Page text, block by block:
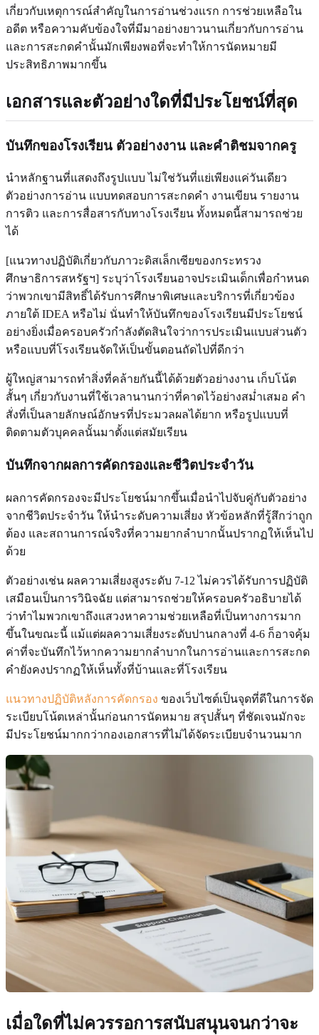
เกี่ยวกับเหตุการณ์สำคัญในการอ่านช่วงแรก การช่วยเหลือใน
อดีต หรือความคับข้องใจที่มีมาอย่างยาวนานเกี่ยวกับการอ่าน
และการสะกดคำนั้นมักเพียงพอที่จะทำให้การนัดหมายมี
ประสิทธิภาพมากขึ้น
เอกสารและตัวอย่างใดที่มีประโยชน์ที่สุด
บันทึกของโรงเรียน ตัวอย่างงาน และคำติชมจากครู
นำหลักฐานที่แสดงถึงรูปแบบ ไม่ใช่วันที่แย่เพียงแค่วันเดียว
ตัวอย่างการอ่าน แบบทดสอบการสะกดคำ งานเขียน รายงาน
การติว และการสื่อสารกับทางโรงเรียน ทั้งหมดนี้สามารถช่วย
ได้
[แนวทางปฏิบัติเกี่ยวกับภาวะดิสเล็กเซียของกระทรวง
ศึกษาธิการสหรัฐฯ] ระบุว่าโรงเรียนอาจประเมินเด็กเพื่อกำหนด
ว่าพวกเขามีสิทธิ์ได้รับการศึกษาพิเศษและบริการที่เกี่ยวข้อง
ภายใต้ IDEA หรือไม่ นั่นทำให้บันทึกของโรงเรียนมีประโยชน์
อย่างยิ่งเมื่อครอบครัวกำลังตัดสินใจว่าการประเมินแบบส่วนตัว
หรือแบบที่โรงเรียนจัดให้เป็นขั้นตอนถัดไปที่ดีกว่า
ผู้ใหญ่สามารถทำสิ่งที่คล้ายกันนี้ได้ด้วยตัวอย่างงาน เก็บโน้ต
สั้นๆ เกี่ยวกับงานที่ใช้เวลานานกว่าที่คาดไว้อย่างสม่ำเสมอ คำ
สั่งที่เป็นลายลักษณ์อักษรที่ประมวลผลได้ยาก หรือรูปแบบที่
ติดตามตัวบุคคลนั้นมาตั้งแต่สมัยเรียน
บันทึกจากผลการคัดกรองและชีวิตประจำวัน
ผลการคัดกรองจะมีประโยชน์มากขึ้นเมื่อนำไปจับคู่กับตัวอย่าง
จากชีวิตประจำวัน ให้นำระดับความเสี่ยง หัวข้อหลักที่รู้สึกว่าถูก
ต้อง และสถานการณ์จริงที่ความยากลำบากนั้นปรากฏให้เห็นไป
ด้วย
ตัวอย่างเช่น ผลความเสี่ยงสูงระดับ 7-12 ไม่ควรได้รับการปฏิบัติ
เสมือนเป็นการวินิจฉัย แต่สามารถช่วยให้ครอบครัวอธิบายได้
ว่าทำไมพวกเขาถึงแสวงหาความช่วยเหลือที่เป็นทางการมาก
ขึ้นในขณะนี้ แม้แต่ผลความเสี่ยงระดับปานกลางที่ 4-6 ก็อาจคุ้ม
ค่าที่จะบันทึกไว้หากความยากลำบากในการอ่านและการสะกด
คำยังคงปรากฏให้เห็นทั้งที่บ้านและที่โรงเรียน
แนวทางปฏิบัติหลังการคัดกรอง ของเว็บไซต์เป็นจุดที่ดีในการจัด
ระเบียบโน้ตเหล่านั้นก่อนการนัดหมาย สรุปสั้นๆ ที่ชัดเจนมักจะ
มีประโยชน์มากกว่ากองเอกสารที่ไม่ได้จัดระเบียบจำนวนมาก
เมื่อใดที่ไม่ควรรอการสนับสนุนจนกว่าจะ